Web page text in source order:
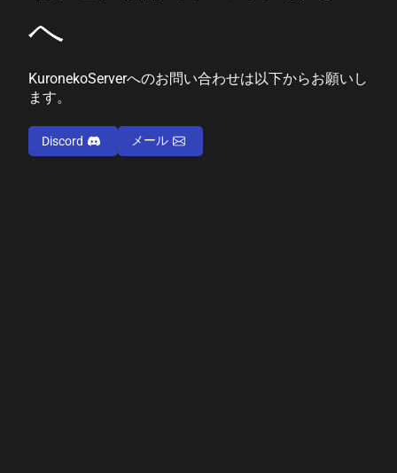
へ
KuronekoServerへのお問い合わせは以下からお願いし
ます。
Discord メール